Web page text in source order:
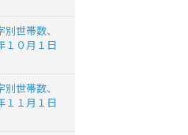
世帯数、
１０月１日
世帯数、
１１月１日